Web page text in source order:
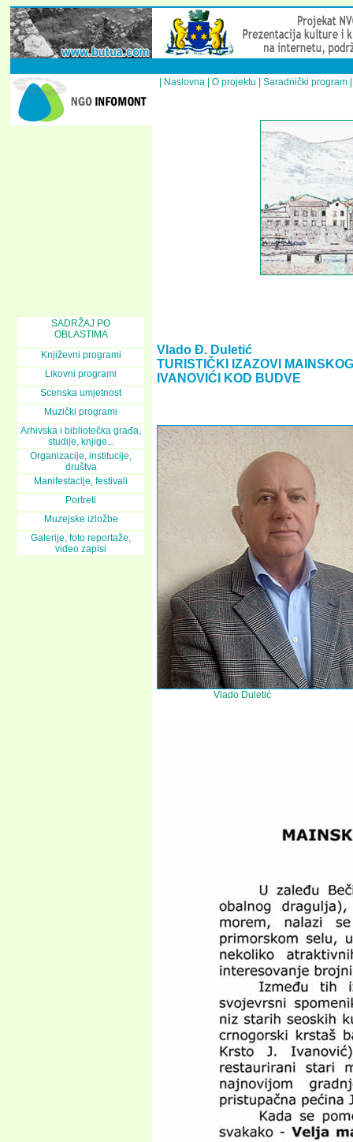
SADRŽAJ PO
OBLASTIMA
Književni programi
Likovni programi
Scenska umjetnost
Muzički programi
Arhivska i bibliotečka građa,
studije, knjige...
Organizacije, institucije,
društva
Manifestacije, festivali
Portreti
Muzejske izložbe
Galerije, foto reportaže,
video zapisi
Naslovna| O projektu Saradnički program
Vlado Đ. Duletić
TURISTIČKI IZAZOVI
IVANOVIĆI KOD BUDVE
Vlado Duletić